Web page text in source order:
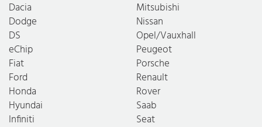
Dacia
Dodge
DS
eChip
Fiat
Ford
Honda
Hyundai
Infiniti
Mitsubishi
Nissan
Opel/Vauxhall
Peugeot
Porsche
Renault
Rover
Saab
Seat